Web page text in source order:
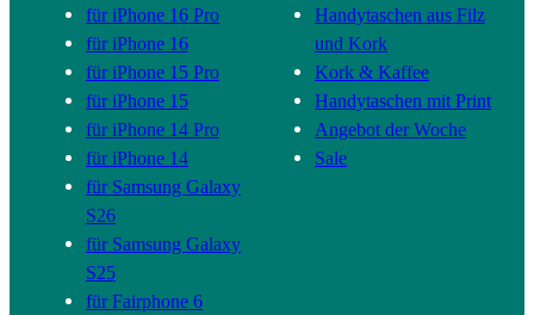
für iPhone 16 Pro
für iPhone 16
für iPhone 15 Pro
für iPhone 15
für iPhone 14 Pro
für iPhone 14
für Samsung Galaxy
S26
für Samsung Galaxy
S25
für Fairphone 6
Handytaschen aus Filz
und Kork
Kork & Kaffee
Handytaschen mit Print
Angebot der Woche
Sale